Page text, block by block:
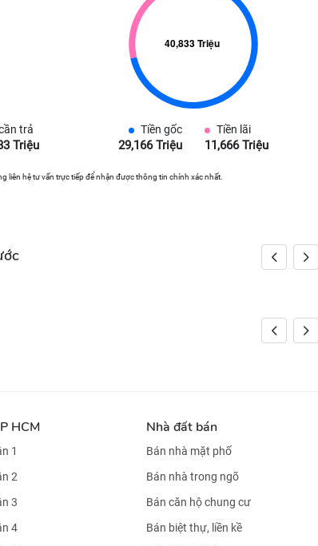
trả
Triệu
Tiền gốc
29,166 Triệu
Tiền lãi
11,666 Triệu
liên hệ tư vấn trực tiếp để nhận được thông tin chính xác nhất.
HCM
1
2
3
4
Nhà đất bán
Bán nhà mặt phố
Bán nhà trong ngõ
Bán căn hộ chung cư
Bán biệt thự, liền kề